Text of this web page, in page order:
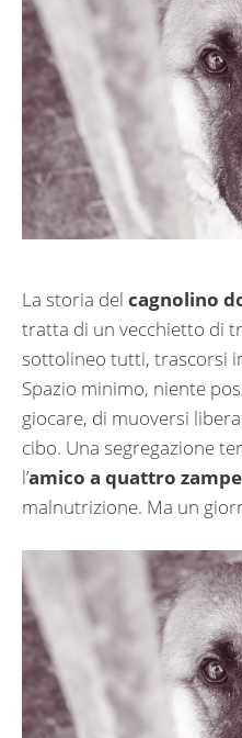
La storia del cagnolino
tratta di un vecchietto di
sottolineo tutti, trascorsi
Spazio minimo, niente
giocare, di muoversi
cibo. Una segregazione
l’amico a quattro zampe
malnutrizione. Ma un